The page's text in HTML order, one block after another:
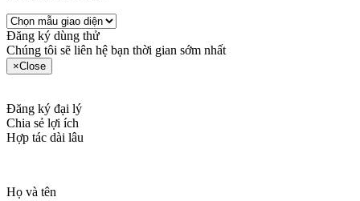
Đăng ký dùng thử
Chúng tôi sẽ liên hệ bạn thời gian sớm nhất
×Close
Đăng ký đại lý
Chia sẻ lợi ích
Hợp tác dài lâu
Họ và tên